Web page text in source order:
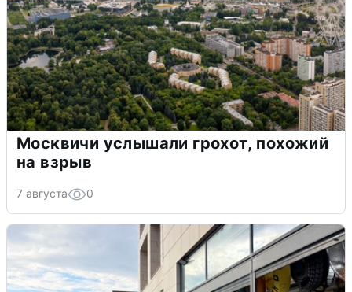
Москвичи услышали грохот, похожий
на взрыв
7 августа 0